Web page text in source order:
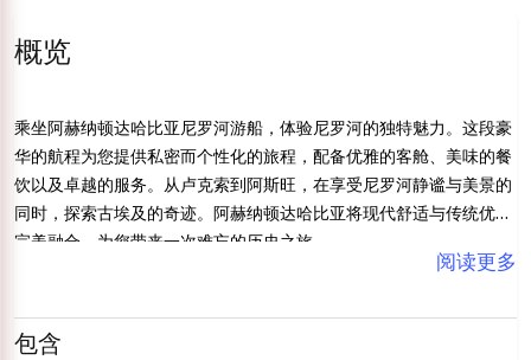
概览
乘坐阿赫纳顿达哈比亚尼罗河游船，体验尼罗河的独特魅力。这段豪
华的航程为您提供私密而个性化的旅程，配备优雅的客舱、美味的餐
饮以及卓越的服务。从卢克索到阿斯旺，在享受尼罗河静谧与美景的
同时，探索古埃及的奇迹。阿赫纳顿达哈比亚将现代舒适与传统优雅
完美融合，为您带来一次难忘的历史之旅。
阅读更多
包含